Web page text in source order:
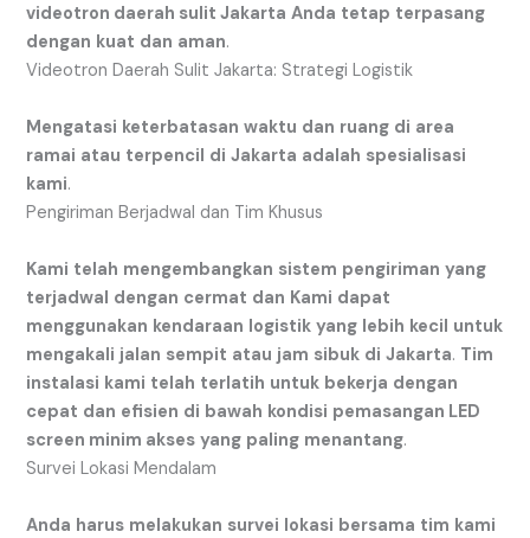
videotron daerah sulit Jakarta Anda tetap terpasang
dengan kuat dan aman.
Videotron Daerah Sulit Jakarta: Strategi Logistik
Mengatasi keterbatasan waktu dan ruang di area
ramai atau terpencil di Jakarta adalah spesialisasi
kami.
Pengiriman Berjadwal dan Tim Khusus
Kami telah mengembangkan sistem pengiriman yang
terjadwal dengan cermat dan Kami dapat
menggunakan kendaraan logistik yang lebih kecil untuk
mengakali jalan sempit atau jam sibuk di Jakarta. Tim
instalasi kami telah terlatih untuk bekerja dengan
cepat dan efisien di bawah kondisi pemasangan LED
screen minim akses yang paling menantang.
Survei Lokasi Mendalam
Anda harus melakukan survei lokasi bersama tim kami